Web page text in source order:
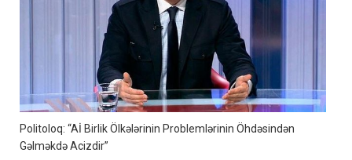
Politoloq: “Aİ Birlik Ölkələrinin Problemlərinin Öhdəsindən
Gəlməkdə Acizdir”